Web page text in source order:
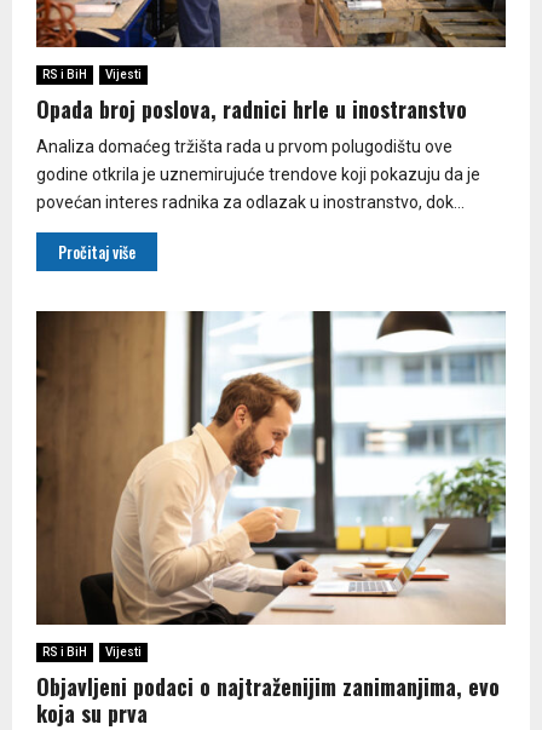
RS i BiH Vijesti
Opada broj poslova, radnici hrle u inostranstvo
Analiza domaćeg tržišta rada u prvom polugodištu ove
godine otkrila je uznemirujuće trendove koji pokazuju da je
povećan interes radnika za odlazak u inostranstvo, dok...
Pročitaj više
RS i BiH Vijesti
Objavljeni podaci o najtraženijim zanimanjima, evo
koja su prva